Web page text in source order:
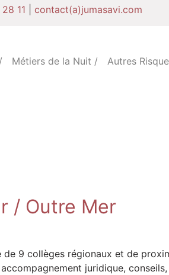
11 contact(a)jumasavi.com
Métiers de la Nuit /
Autres
/ Outre Mer
de 9 collèges régionaux et de
juridique,